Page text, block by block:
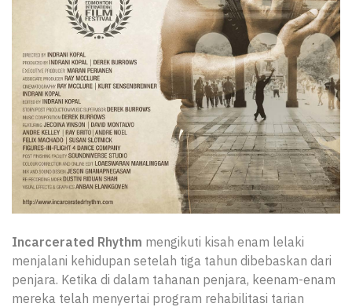
Incarcerated Rhythm mengikuti kisah enam lelaki
menjalani kehidupan setelah tiga tahun dibebaskan dari
penjara. Ketika di dalam tahanan penjara, keenam-enam
mereka telah menyertai program rehabilitasi tarian